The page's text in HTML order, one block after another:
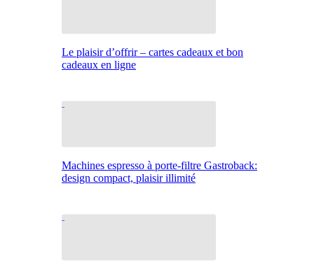
Le plaisir d’offrir – cartes cadeaux et bon
cadeaux en ligne
Machines espresso à porte-filtre Gastroback:
design compact, plaisir illimité